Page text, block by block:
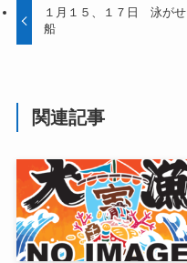
１月１５、１７日 泳がせ
船
関連記事